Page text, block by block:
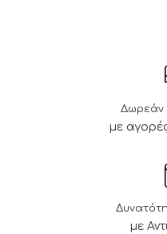
Δωρεάν
με
με